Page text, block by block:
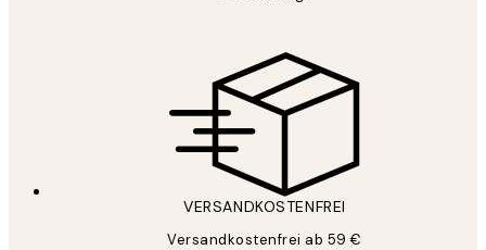
VERSANDKOSTENFREI
Versandkostenfrei ab 59 €